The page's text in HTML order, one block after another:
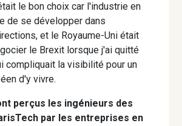
le bon choix car l'industrie en
de se développer dans
et le Royaume-Uni était
le Brexit lorsque j'ai quitté
compliquait la visibilité pour un
d'y vivre.
perçus les ingénieurs des
par les entreprises en